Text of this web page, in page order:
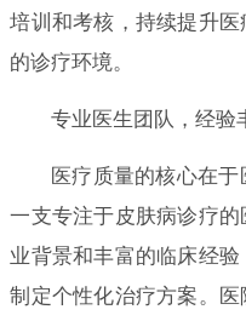
培训和考核，持续提升
的诊疗环境。
专业医生团队，经验
医疗质量的核心在
一支专注于皮肤病诊疗
业背景和丰富的临床经
制定个性化治疗方案。